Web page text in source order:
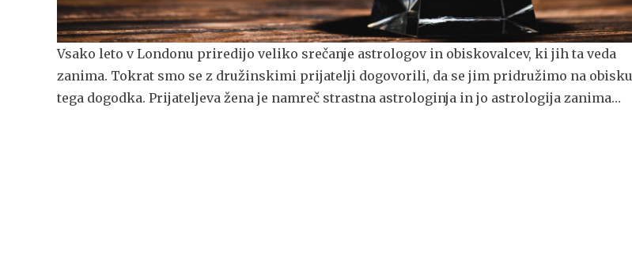
Vsako leto v Londonu priredijo veliko srečanje astrologov in obiskovalcev, ki jih ta veda
zanima. Tokrat smo se z družinskimi prijatelji dogovorili, da se jim pridružimo na obisku
tega dogodka. Prijateljeva žena je namreč strastna astrologinja in jo astrologija zanima…